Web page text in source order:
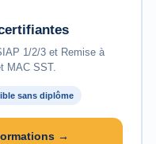
1/2/3 et Remise à
MAC SST.
sans diplôme
→